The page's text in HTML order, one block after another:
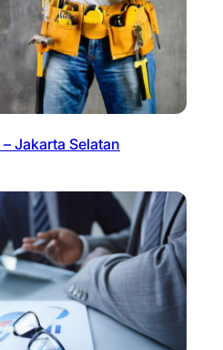
Jakarta Selatan